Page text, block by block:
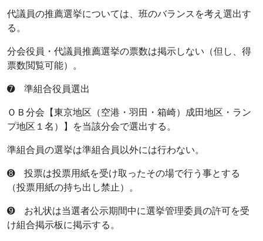
代議員の推薦選挙については、班のバランスを考え選出す
る。
分会役員・代議員推薦選挙の票数は掲示しない（但し、得
票数閲覧可能）。
➐ 準組合役員選出
ＯＢ分会【東京地区（空港・羽田・箱崎）成田地区・ラン
プ地区１名）】を当該分会で選出する。
準組合員の選挙は準組合員以外には行わない。
➑ 投票は投票用紙を受け取ったその場で行う事とする
（投票用紙の持ち出し禁止）。
➒ お礼状は当選者公示期間中に選挙管理委員の許可を受
け組合掲示板に掲示する。